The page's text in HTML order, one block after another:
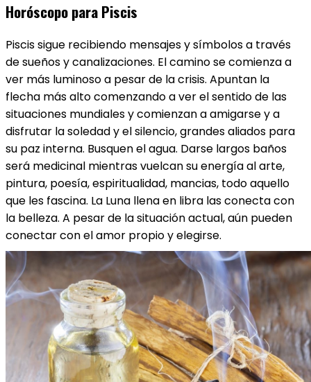
Horóscopo para Piscis
Piscis sigue recibiendo mensajes y símbolos a través
de sueños y canalizaciones. El camino se comienza a
ver más luminoso a pesar de la crisis. Apuntan la
flecha más alto comenzando a ver el sentido de las
situaciones mundiales y comienzan a amigarse y a
disfrutar la soledad y el silencio, grandes aliados para
su paz interna. Busquen el agua. Darse largos baños
será medicinal mientras vuelcan su energía al arte,
pintura, poesía, espiritualidad, mancias, todo aquello
que les fascina. La Luna llena en libra las conecta con
la belleza. A pesar de la situación actual, aún pueden
conectar con el amor propio y elegirse.